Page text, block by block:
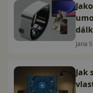
Jana
Jak